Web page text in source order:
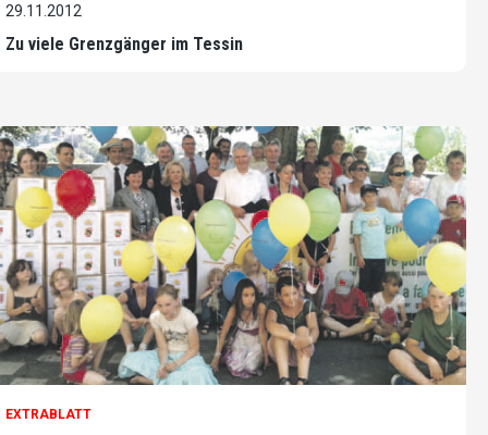
29.11.2012
Zu viele Grenzgänger im Tessin
EXTRABLATT